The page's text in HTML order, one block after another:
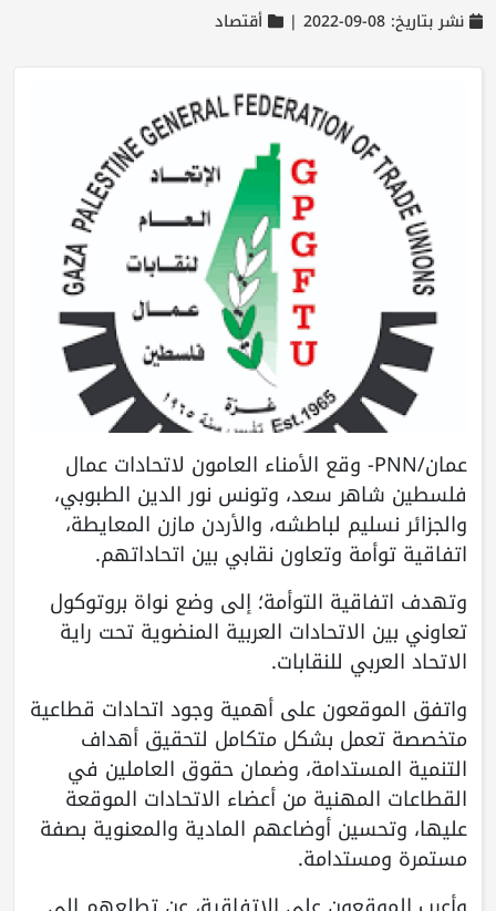
نشر بتاريخ: 08-09-2022 | أقتصاد
عمان/PNN- وقع الأمناء العامون لاتحادات عمال
فلسطين شاهر سعد، وتونس نور الدين الطبوبي،
والجزائر نسليم لباطشه، والأردن مازن المعايطة،
اتفاقية توأمة وتعاون نقابي بين اتحاداتهم.
وتهدف اتفاقية التوأمة؛ إلى وضع نواة بروتوكول
تعاوني بين الاتحادات العربية المنضوية تحت راية
الاتحاد العربي للنقابات.
واتفق الموقعون على أهمية وجود اتحادات قطاعية
متخصصة تعمل بشكل متكامل لتحقيق أهداف
التنمية المستدامة، وضمان حقوق العاملين في
القطاعات المهنية من أعضاء الاتحادات الموقعة
عليها، وتحسين أوضاعهم المادية والمعنوية بصفة
مستمرة ومستدامة.